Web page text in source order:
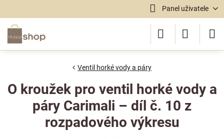
Panel uživatele
Ventil horké vody a páry
O kroužek pro ventil horké vody a
páry Carimali – díl č. 10 z
rozpadového výkresu